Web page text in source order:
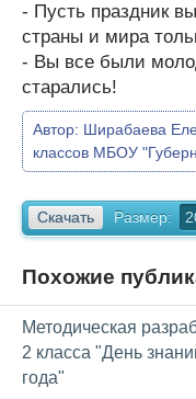
- Пусть праздник
страны и мира
- Вы все были
старались!
Автор: Ширабаева
классов МБОУ
Скачать Размер:
Похожие
Методическая
2 класса "День
года"